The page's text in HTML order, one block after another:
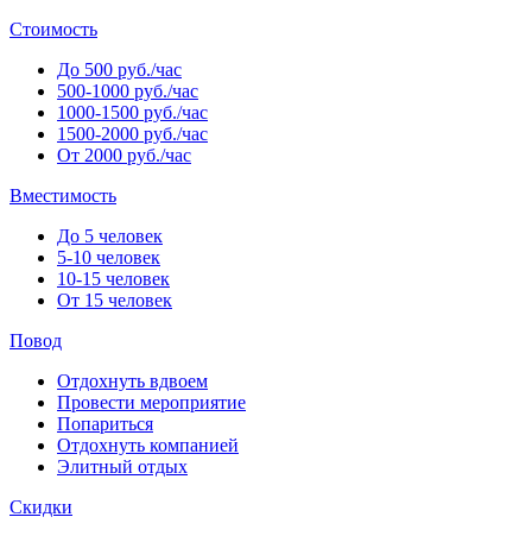
Стоимость
До 500 руб./час
500-1000 руб./час
1000-1500 руб./час
1500-2000 руб./час
От 2000 руб./час
Вместимость
До 5 человек
5-10 человек
10-15 человек
От 15 человек
Повод
Отдохнуть вдвоем
Провести мероприятие
Попариться
Отдохнуть компанией
Элитный отдых
Скидки